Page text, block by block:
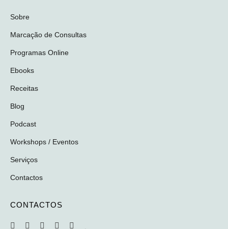
Sobre
Marcação de Consultas
Programas Online
Ebooks
Receitas
Blog
Podcast
Workshops / Eventos
Serviços
Contactos
CONTACTOS